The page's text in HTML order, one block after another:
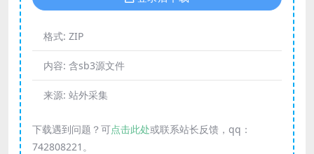
格式: ZIP
内容: 含sb3源文件
来源: 站外采集
下载遇到问题？可点击此处或联系站长反馈，qq：
742808221。